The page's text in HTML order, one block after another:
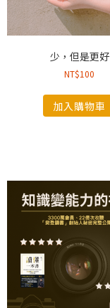
少，但是更好
NT$100
加入購物車